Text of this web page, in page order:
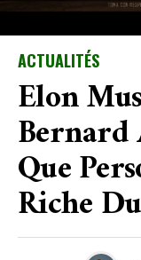
ACTUALITÉS
Elon
Que
Riche